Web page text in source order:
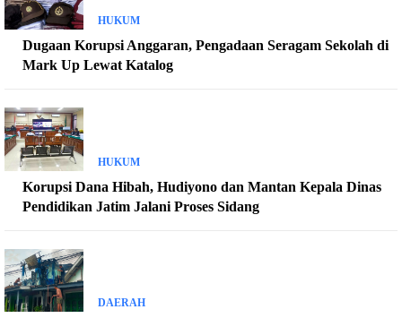
HUKUM
Dugaan Korupsi Anggaran, Pengadaan Seragam Sekolah di
Mark Up Lewat Katalog
HUKUM
Korupsi Dana Hibah, Hudiyono dan Mantan Kepala Dinas
Pendidikan Jatim Jalani Proses Sidang
DAERAH